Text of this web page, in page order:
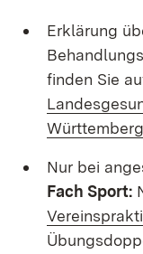
Erklärung
finden Sie
Württemberg
Nur bei
Fach Sport: